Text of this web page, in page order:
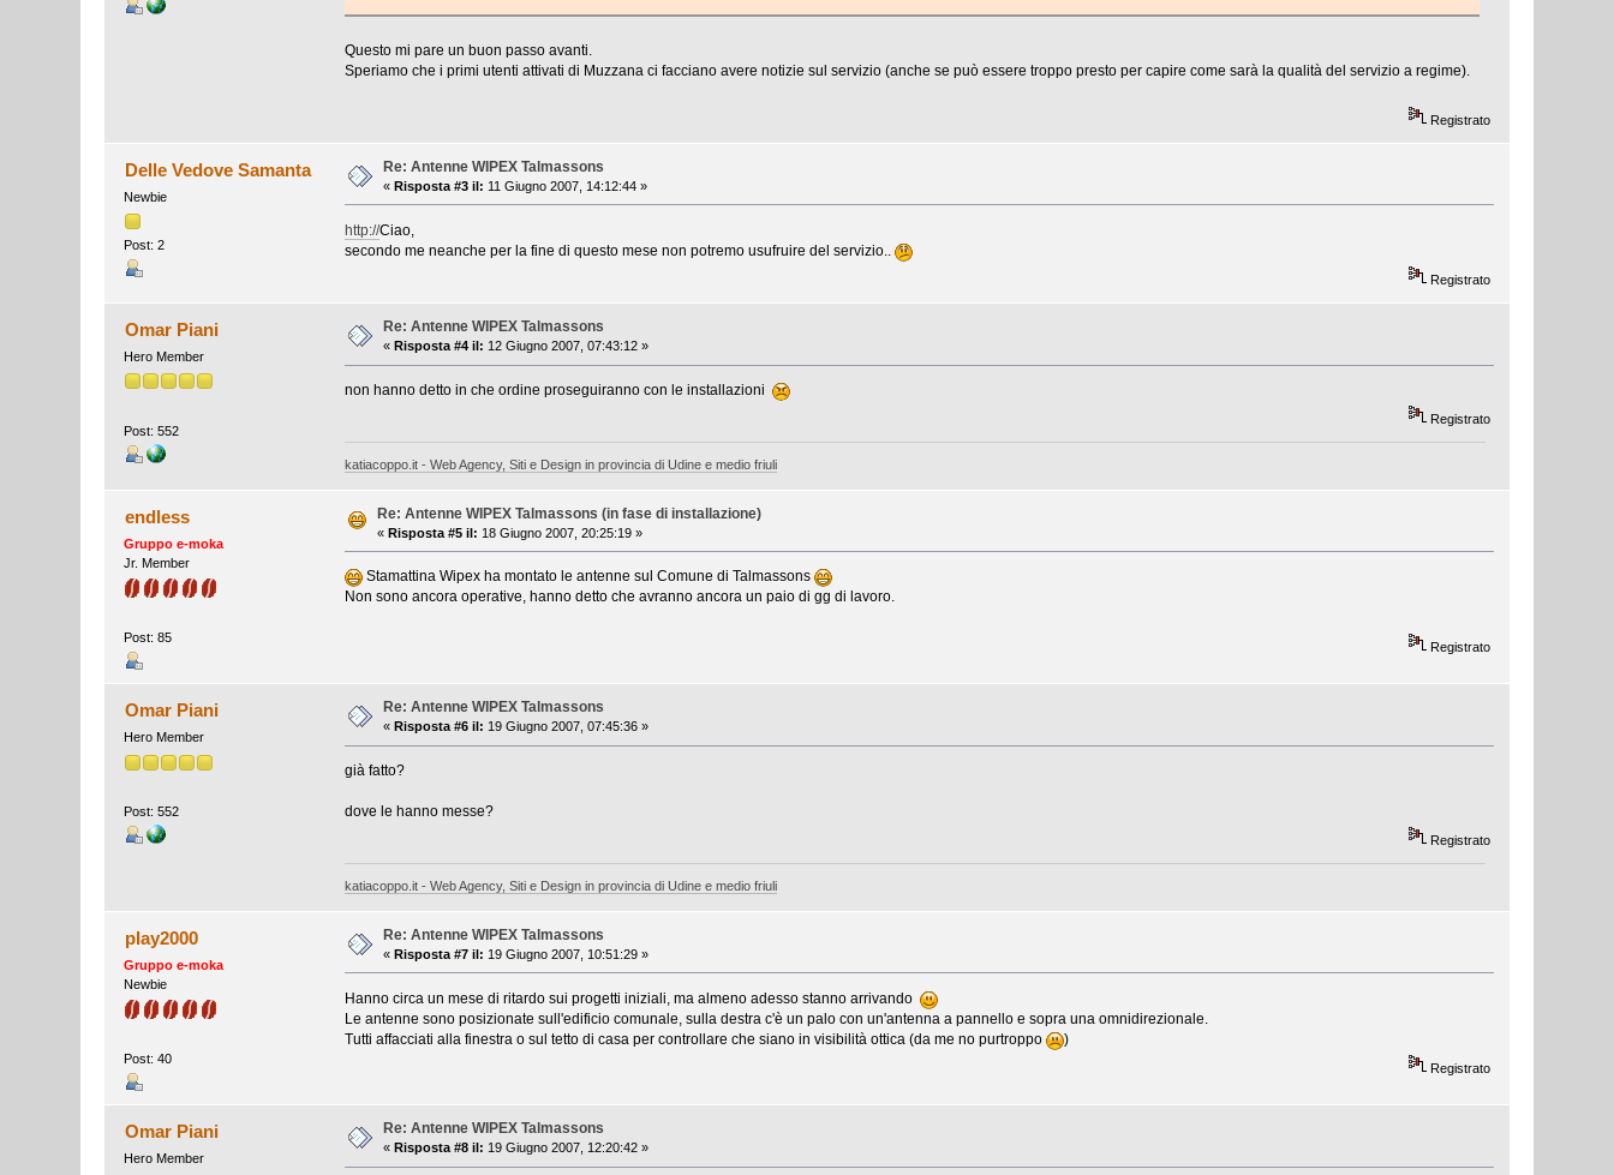
Questo mi pare un buon passo avanti.
Speriamo che i primi utenti attivati di Muzzana ci facciano avere notizie sul servizio (anche se può essere troppo presto per capire come sarà la qualità del servizio a regime).
Registrato
Delle Vedove Samanta
Newbie
Post: 2
Re: Antenne WIPEX Talmassons
«Risposta #3 il: 11 Giugno 2007, 14:12:44 »
http://Ciao,
secondo me neanche per la fine di questo mese non potremo usufruire del servizio..
Registrato
Omar Piani
Hero Member
Post: 552
Re: Antenne WIPEX Talmassons
«Risposta #4 il: 12 Giugno 2007, 07:43:12 »
non hanno detto in che ordine proseguiranno con le installazioni
Registrato
katiacoppo.it - Web Agency, Siti e Design in provincia di Udine e medio friuli
endless
Gruppo e-moka
Jr. Member
Post: 85
Re: Antenne WIPEX Talmassons (in fase di installazione)
«Risposta #5 il: 18 Giugno 2007, 20:25:19 »
Stamattina Wipex ha montato le antenne sul Comune di Talmassons
Non sono ancora operative, hanno detto che avranno ancora un paio di gg di lavoro.
Registrato
Omar Piani
Hero Member
Post: 552
Re: Antenne WIPEX Talmassons
« Risposta #6 il: 19 Giugno 2007, 07:45:36 »
già fatto?
dove le hanno messe?
Registrato
katiacoppo.it - Web Agency, Siti e Design in provincia di Udine e medio friuli
play2000
Gruppo e-moka
Newbie
Post: 40
Re: Antenne WIPEX Talmassons
«Risposta #7 il: 19 Giugno 2007, 10:51:29 »
Hanno circa un mese di ritardo sui progetti iniziali, ma almeno adesso stanno arrivando
Le antenne sono posizionate sull'edificio comunale, sulla destra c'è un palo con un'antenna a pannello e sopra una omnidirezionale.
Tutti affacciati alla finestra o sul tetto di casa per controllare che siano in visibilità ottica (da me no purtroppo
)
Registrato
Omar Piani
Hero Member
Re: Antenne WIPEX Talmassons
« Risposta #8 il: 19 Giugno 2007, 12:20:42 »